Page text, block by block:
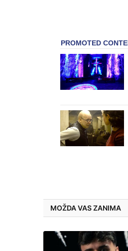
MOŽDA VAS ZANIMA